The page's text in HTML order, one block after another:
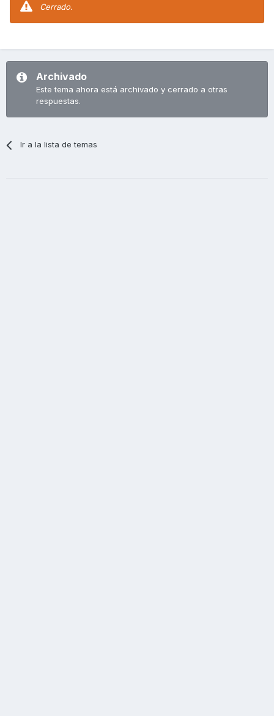
Cerrado.
Archivado
Este tema ahora está archivado y cerrado a otras
respuestas.
Ir a la lista de temas